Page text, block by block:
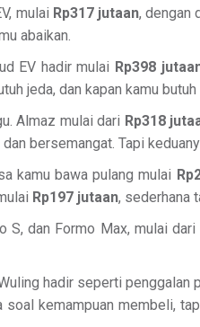
mulai Rp317 jutaan, dengan
abaikan.
EV hadir mulai Rp398
jeda, dan kapan kamu butuh
Almaz mulai dari Rp318
bersemangat. Tapi
kamu bawa pulang mulai
Rp197 jutaan, sederhana
S, dan Formo Max, mulai dari
hadir seperti
kemampuan membeli,